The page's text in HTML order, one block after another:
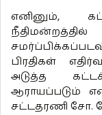
எனினும்,
பிரதிகள்
அடுத்த
ஆராயப்படும்
சட்டதரணி சோ.